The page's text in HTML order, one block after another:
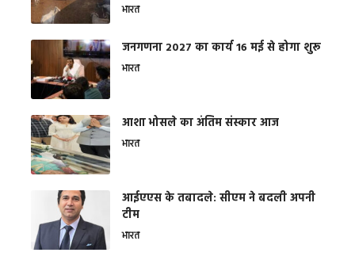
भारत
जनगणना 2027 का कार्य 16 मई से होगा शुरू
भारत
आशा भोसले का अंतिम संस्कार आज
भारत
आईएएस के तबादले: सीएम ने बदली अपनी
टीम
भारत